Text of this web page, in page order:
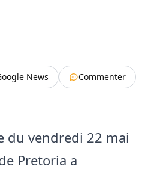
News
Commenter
du vendredi 22 mai
Pretoria a